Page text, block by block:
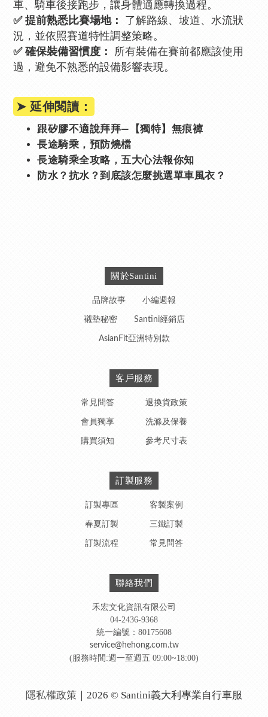
車、騎車後接跑步，讓身體適應轉換過程。
✅ 提前熟悉比賽場地：
了解路線、坡道、水流狀
況，並依照賽道特性調整策略。
✅ 確保裝備習慣度：
所有裝備在賽前都應該使用
過，避免不熟悉的設備影響表現。
➤ 延伸閱讀：
跟矽膠不適說拜拜—【獨特】無痕褲
長途騎乘，預防燒檔
長途騎乘全攻略，五大心法報你知
防水？抗水？到底該怎麼挑選單車風衣？
關於Santini
品牌故事 小編週報
襯墊秘密 Santini經銷店
AsianFit亞洲特別款
客戶服務
常見問答 退換貨政策
會員獨享 洗滌及保養
購買須知 參考尺寸表
訂製服務
訂製專區 客製案例
春夏訂製 三鐵訂製
訂製流程 常見問答
聯絡我們
禾宏文化資訊有限公司
04-2436-9368
統一編號：80175608
service@hehong.com.tw
(服務時間:週一至週五 09:00~18:00)
隱私權政策 ｜2026 © Santini義大利專業自行車服